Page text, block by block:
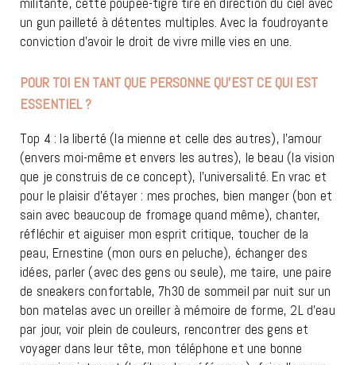
un gun pailleté à détentes multiples. Avec la foudroyante
conviction d’avoir le droit de vivre mille vies en une.
POUR TOI EN TANT QUE PERSONNE QU’EST CE QUI EST
ESSENTIEL ?
Top 4 : la liberté (la mienne et celle des autres), l’amour
(envers moi-même et envers les autres), le beau (la vision
que je construis de ce concept), l’universalité. En vrac et
pour le plaisir d’étayer : mes proches, bien manger (bon et
sain avec beaucoup de fromage quand même), chanter,
réfléchir et aiguiser mon esprit critique, toucher de la
peau, Ernestine (mon ours en peluche), échanger des
idées, parler (avec des gens ou seule), me taire, une paire
de sneakers confortable, 7h30 de sommeil par nuit sur un
bon matelas avec un oreiller à mémoire de forme, 2L d’eau
par jour, voir plein de couleurs, rencontrer des gens et
voyager dans leur tête, mon téléphone et une bonne